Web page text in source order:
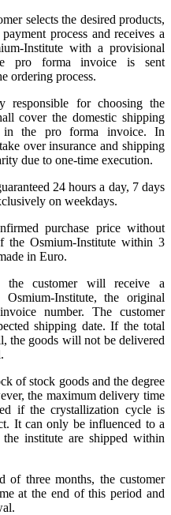
selects the desired products,
process and receives a
Institute with a provisional
pro forma invoice is sent
ordering process.
responsible for choosing the
cover the domestic shipping
in the pro forma invoice.
In
over insurance and shipping
due to one-time execution.
24 hours a day, 7 days
on weekdays.
purchase price without
the Osmium-Institute within 3
in Euro.
customer will receive a
Institute, the original
number. The customer
shipping date. If the total
the goods will not be delivered
of stock goods and the degree
the maximum delivery time
if the crystallization cycle is
It can only be influenced to a
institute are shipped within
of three months, the customer
at the end of this period and